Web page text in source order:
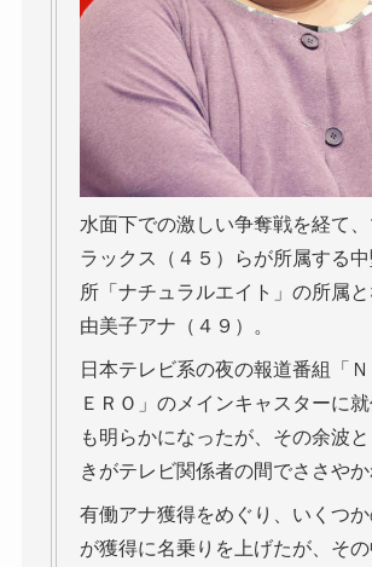
水面下での激しい争奪戦を経て
ラックス（４５）らが所属する
所「ナチュラルエイト」の所属
由美子アナ（４９）。
日本テレビ系の夜の報道番組「
ＥＲＯ」のメインキャスターに
も明らかになったが、その余波
きがテレビ関係者の間でささやか
有働アナ獲得をめぐり、いくつ
が獲得に名乗りを上げたが、そ